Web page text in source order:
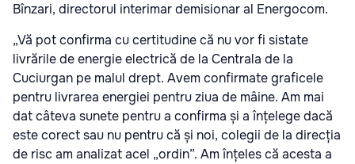
Bînzari, directorul interimar demisionar al Energocom.
„Vă pot confirma cu certitudine că nu vor fi sistate
livrările de energie electrică de la Centrala de la
Cuciurgan pe malul drept. Avem confirmate graficele
pentru livrarea energiei pentru ziua de mâine. Am mai
dat câteva sunete pentru a confirma și a înțelege dacă
este corect sau nu pentru că și noi, colegii de la direcția
de risc am analizat acel „ordin”. Am înțeles că acesta a